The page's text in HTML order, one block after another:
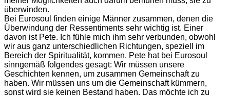
überwinden.
Bei Eurosoul finden einige Männer zusammen, denen die
Überwindung der Ressentiments sehr wichtig ist. Einer
davon ist Pete. Ich fühle mich ihm sehr verbunden, obwohl
wir aus ganz unterschiedlichen Richtungen, speziell im
Bereich der Spiritualität, kommen. Pete hat bei Eurosoul
sinngemäß folgendes gesagt: Wir müssen unsere
Geschichten kennen, um zusammen Gemeinschaft zu
haben. Wir müssen uns um die Gemeinschaft kümmern,
sonst wird sie keinen Bestand haben. Das möchte ich zu